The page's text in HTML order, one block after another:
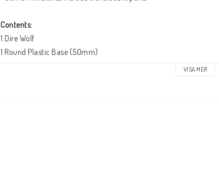
Contents:
1 Dire Wolf
1 Round Plastic Base (50mm)
VISA MER